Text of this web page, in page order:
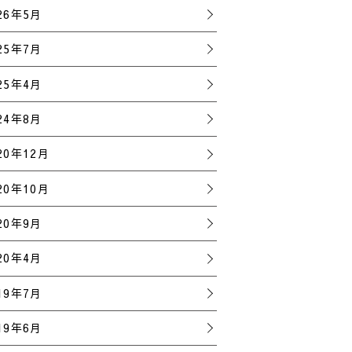
年5月
年7月
年4月
年8月
年12月
年10月
年9月
年4月
年7月
年6月